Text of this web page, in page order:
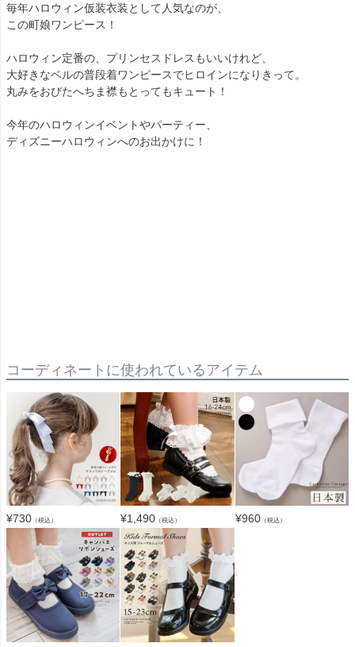
毎年ハロウィン仮装衣装として人気なのが、
この町娘ワンピース！
ハロウィン定番の、プリンセスドレスもいいけれど、
大好きなベルの普段着ワンピースでヒロインになりきって。
丸みをおびたへちま襟もとってもキュート！
今年のハロウィンイベントやパーティー、
ディズニーハロウィンへのお出かけに！
コーディネートに使われているアイテム
¥730 （税込） ¥1,490 （税込） ¥960（税込）